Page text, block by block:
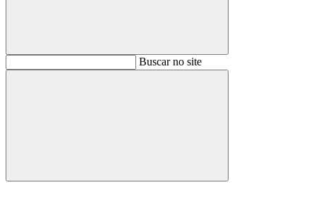
BuscarBuscar no site
Buscar